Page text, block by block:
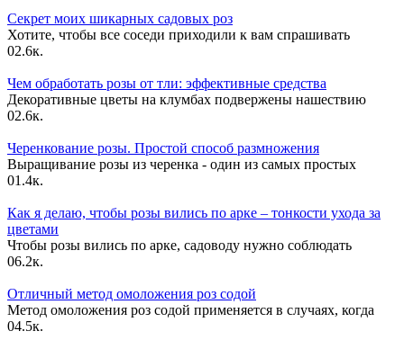
Секрет моих шикарных садовых роз
Хотите, чтобы все соседи приходили к вам спрашивать
02.6к.
Чем обработать розы от тли: эффективные средства
Декоративные цветы на клумбах подвержены нашествию
02.6к.
Черенкование розы. Простой способ размножения
Выращивание розы из черенка - один из самых простых
01.4к.
Как я делаю, чтобы розы вились по арке – тонкости ухода за
цветами
Чтобы розы вились по арке, садоводу нужно соблюдать
06.2к.
Отличный метод омоложения роз содой
Метод омоложения роз содой применяется в случаях, когда
04.5к.